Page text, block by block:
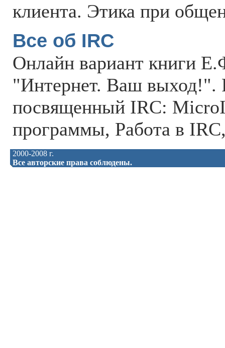
клиента. Этика при
Все об IRC
Онлайн вариант книги
"Интернет. Ваш выход!".
посвященный IRC:
программы, Работа в
2000-2008 г.
Все авторские права соблюдены.